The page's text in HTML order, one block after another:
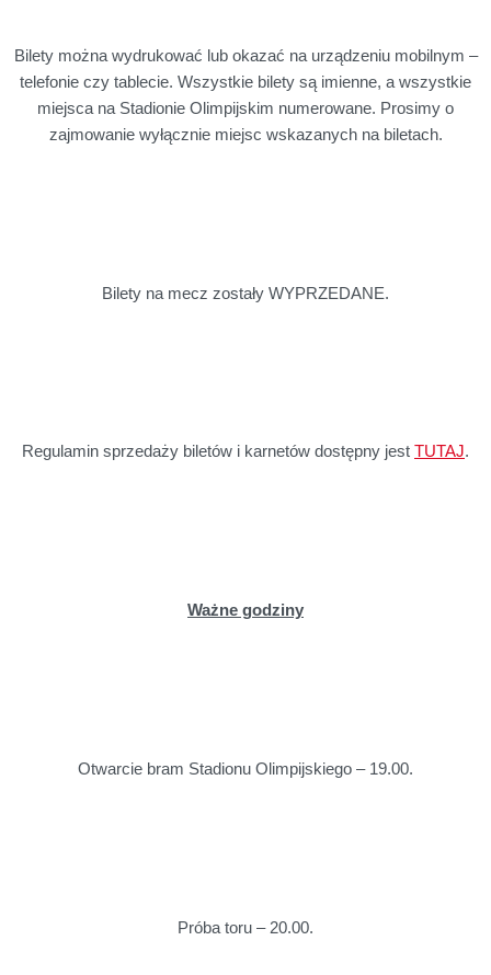
Bilety można wydrukować lub okazać na urządzeniu mobilnym –
telefonie czy tablecie. Wszystkie bilety są imienne, a wszystkie
miejsca na Stadionie Olimpijskim numerowane. Prosimy o
zajmowanie wyłącznie miejsc wskazanych na biletach.
Bilety na mecz zostały WYPRZEDANE.
Regulamin sprzedaży biletów i karnetów dostępny jest TUTAJ.
Ważne godziny
Otwarcie bram Stadionu Olimpijskiego – 19.00.
Próba toru – 20.00.